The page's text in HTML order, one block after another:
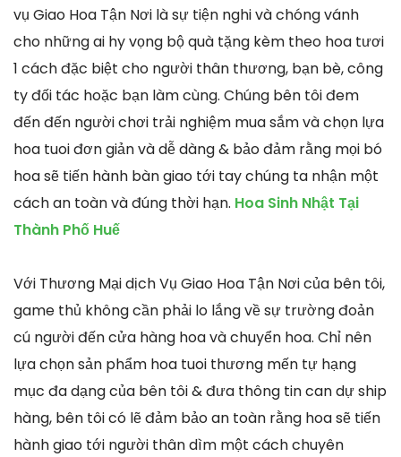
vụ Giao Hoa Tận Nơi là sự tiện nghi và chóng vánh
cho những ai hy vọng bộ quà tặng kèm theo hoa tươi
1 cách đặc biệt cho người thân thương, bạn bè, công
ty đối tác hoặc bạn làm cùng. Chúng bên tôi đem
đến đến người chơi trải nghiệm mua sắm và chọn lựa
hoa tuoi đơn giản và dễ dàng & bảo đảm rằng mọi bó
hoa sẽ tiến hành bàn giao tới tay chúng ta nhận một
cách an toàn và đúng thời hạn. Hoa Sinh Nhật Tại
Thành Phố Huế
Với Thương Mại dịch Vụ Giao Hoa Tận Nơi của bên tôi,
game thủ không cần phải lo lắng về sự trường đoản
cú người đến cửa hàng hoa và chuyển hoa. Chỉ nên
lựa chọn sản phẩm hoa tuoi thương mến tự hạng
mục đa dạng của bên tôi & đưa thông tin can dự ship
hàng, bên tôi có lẽ đảm bảo an toàn rằng hoa sẽ tiến
hành giao tới người thân dìm một cách chuyên